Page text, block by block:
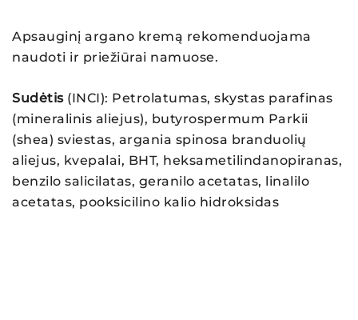
Apsauginį argano kremą rekomenduojama
naudoti ir priežiūrai namuose.
Sudėtis(INCI): Petrolatumas, skystas parafinas
(mineralinis aliejus), butyrospermum Parkii
(shea) sviestas, argania spinosa branduolių
aliejus, kvepalai, BHT, heksametilindanopiranas,
benzilo salicilatas, geranilo acetatas, linalilo
acetatas, pooksicilino kalio hidroksidas